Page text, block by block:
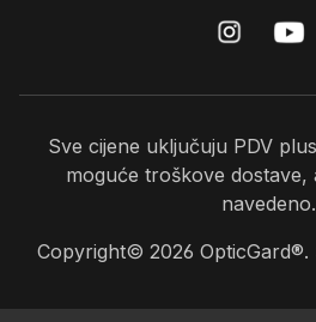
Sve cijene uključuju PDV plus
moguće troškove dostave,
navedeno.
Copyright© 2026